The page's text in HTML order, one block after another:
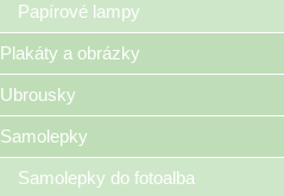
Papírové lampy
Plakáty a obrázky
Ubrousky
Samolepky
Samolepky do fotoalba